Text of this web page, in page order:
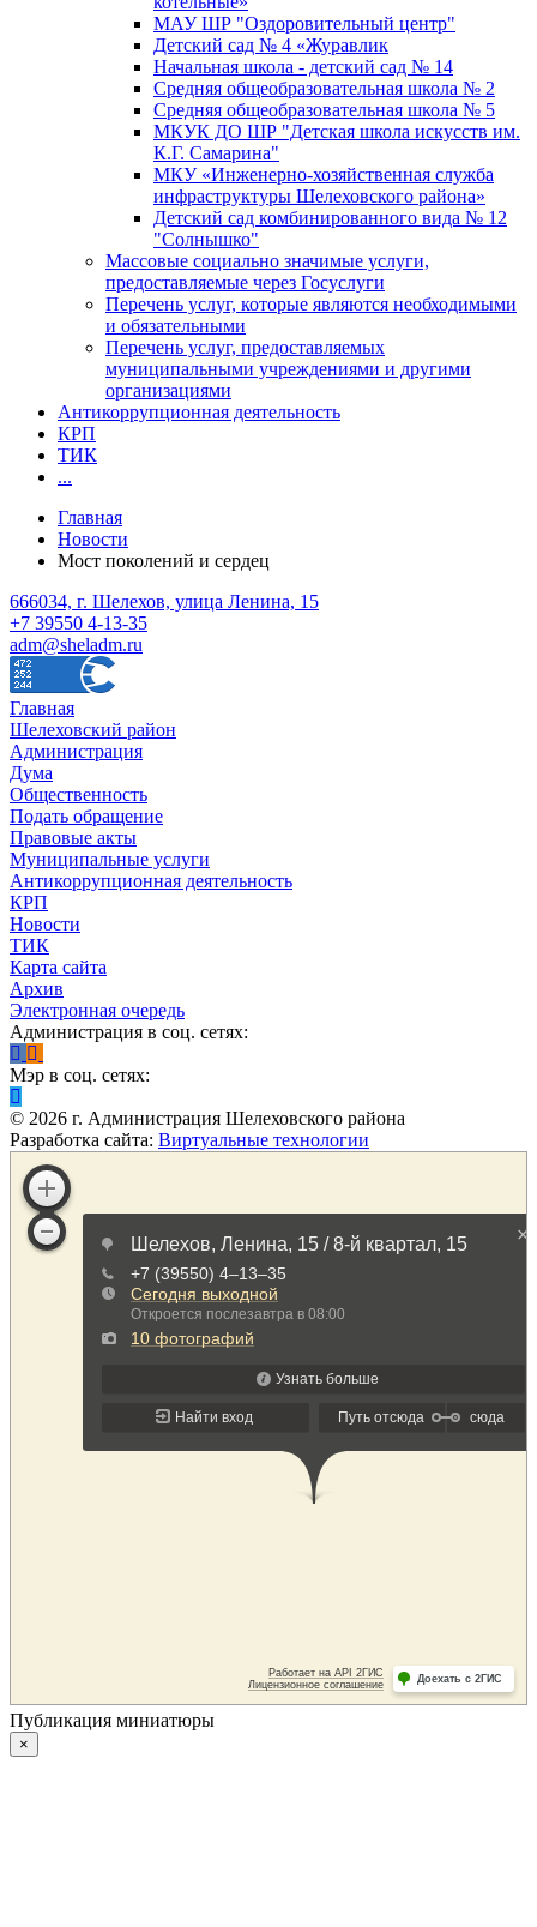
МАУ ШР "Оздоровительный центр"
Детский сад № 4 «Журавлик
Начальная школа - детский сад № 14
Средняя общеобразовательная школа № 2
Средняя общеобразовательная школа № 5
МКУК ДО ШР "Детская школа искусств им.
К.Г. Самарина"
МКУ «Инженерно-хозяйственная служба
инфраструктуры Шелеховского района»
Детский сад комбинированного вида № 12
"Солнышко"
Массовые социально значимые услуги,
предоставляемые через Госуслуги
Перечень услуг, которые являются необходимыми
и обязательными
Перечень услуг, предоставляемых
муниципальными учреждениями и другими
организациями
Антикоррупционная деятельность
КРП
ТИК
...
Главная
Новости
Мост поколений и сердец
666034, г. Шелехов, улица Ленина, 15
+7 39550 4-13-35
adm@sheladm.ru
Главная
Шелеховский район
Администрация
Дума
Общественность
Подать обращение
Правовые акты
Муниципальные услуги
Антикоррупционная деятельность
КРП
Новости
ТИК
Карта сайта
Архив
Электронная очередь
Администрация в соц. сетях:
Мэр в соц. сетях:
© 2026 г. Администрация Шелеховского района
Разработка сайта: Виртуальные технологии
Публикация миниатюры
×